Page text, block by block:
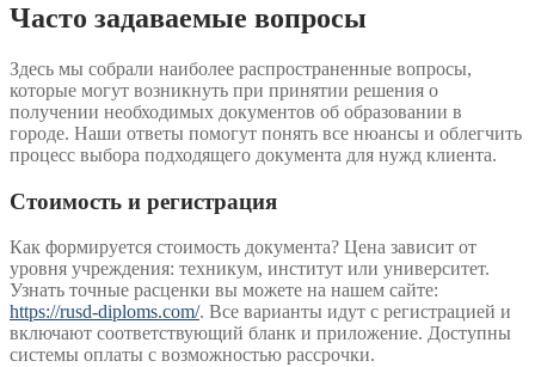
Часто задаваемые вопросы
Здесь мы собрали наиболее распространенные вопросы,
которые могут возникнуть при принятии решения о
получении необходимых документов об образовании в
городе. Наши ответы помогут понять все нюансы и облегчить
процесс выбора подходящего документа для нужд клиента.
Стоимость и регистрация
Как формируется стоимость документа? Цена зависит от
уровня учреждения: техникум, институт или университет.
Узнать точные расценки вы можете на нашем сайте:
https://rusd-diploms.com/. Все варианты идут с регистрацией и
включают соответствующий бланк и приложение. Доступны
системы оплаты с возможностью рассрочки.